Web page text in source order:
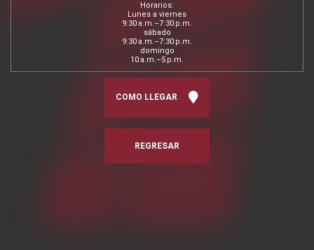
Horarios:
Lunes a viernes
9:30 a.m.–7:30 p.m.
sábado
9:30 a.m.–7:30 p.m.
domingo
10 a.m.–5 p.m.
COMO LLEGAR
REGRESAR